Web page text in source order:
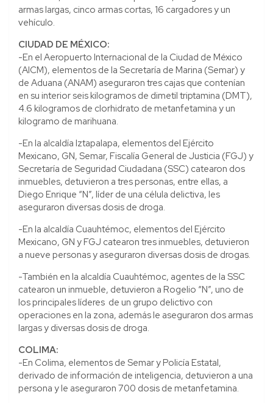
armas largas, cinco armas cortas, 16 cargadores y un
vehículo.
CIUDAD DE MÉXICO:
-En el Aeropuerto Internacional de la Ciudad de México
(AICM), elementos de la Secretaría de Marina (Semar) y
de Aduana (ANAM) aseguraron tres cajas que contenían
en su interior seis kilogramos de dimetil triptamina (DMT),
4.6 kilogramos de clorhidrato de metanfetamina y un
kilogramo de marihuana.
-En la alcaldía Iztapalapa, elementos del Ejército
Mexicano, GN, Semar, Fiscalía General de Justicia (FGJ) y
Secretaría de Seguridad Ciudadana (SSC) catearon dos
inmuebles, detuvieron a tres personas, entre ellas, a
Diego Enrique “N”, líder de una célula delictiva, les
aseguraron diversas dosis de droga.
-En la alcaldía Cuauhtémoc, elementos del Ejército
Mexicano, GN y FGJ catearon tres inmuebles, detuvieron
a nueve personas y aseguraron diversas dosis de drogas.
-También en la alcaldía Cuauhtémoc, agentes de la SSC
catearon un inmueble, detuvieron a Rogelio “N”, uno de
los principales líderes de un grupo delictivo con
operaciones en la zona, además le aseguraron dos armas
largas y diversas dosis de droga.
COLIMA:
-En Colima, elementos de Semar y Policía Estatal,
derivado de información de inteligencia, detuvieron a una
persona y le aseguraron 700 dosis de metanfetamina.